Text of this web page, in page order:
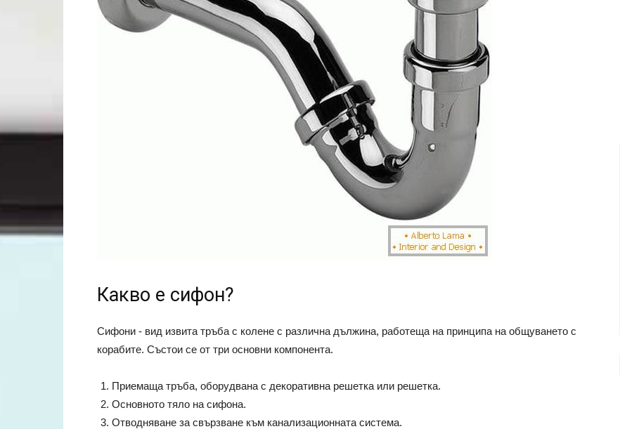
Какво е сифон?
Сифони - вид извита тръба с колене с различна дължина, работеща на принципа на общуването с
корабите. Състои се от три основни компонента.
Приемаща тръба, оборудвана с декоративна решетка или решетка.
Основното тяло на сифона.
Отводняване за свързване към канализационната система.